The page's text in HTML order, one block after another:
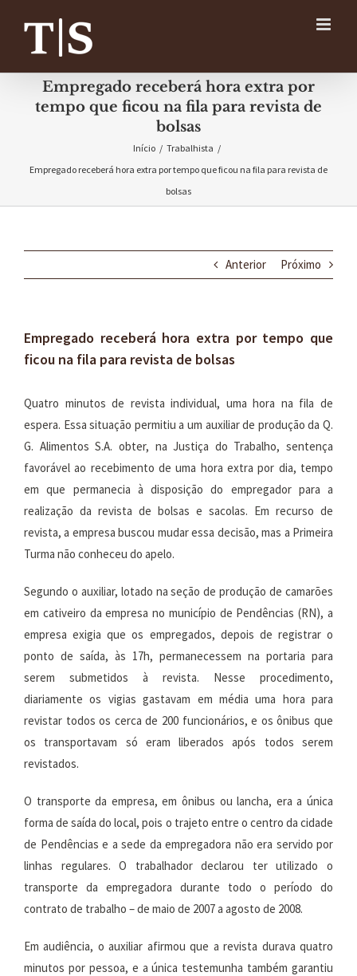
conteúdo
Empregado receberá hora extra por
tempo que ficou na fila para revista de
bolsas
Início / Trabalhista /
Empregado receberá hora extra por tempo que ficou na fila para revista de
bolsas
Anterior Próximo
Empregado receberá hora extra por tempo que
ficou na fila para revista de bolsas
Quatro minutos de revista individual, uma hora na fila de
espera. Essa situação permitiu a um auxiliar de produção da Q.
G. Alimentos S.A. obter, na Justiça do Trabalho, sentença
favorável ao recebimento de uma hora extra por dia, tempo
em que permanecia à disposição do empregador para a
realização da revista de bolsas e sacolas. Em recurso de
revista, a empresa buscou mudar essa decisão, mas a Primeira
Turma não conheceu do apelo.
Segundo o auxiliar, lotado na seção de produção de camarões
em cativeiro da empresa no município de Pendências (RN), a
empresa exigia que os empregados, depois de registrar o
ponto de saída, às 17h, permanecessem na portaria para
serem submetidos à revista. Nesse procedimento,
diariamente os vigias gastavam em média uma hora para
revistar todos os cerca de 200 funcionários, e os ônibus que
os transportavam só eram liberados após todos serem
revistados.
O transporte da empresa, em ônibus ou lancha, era a única
forma de saída do local, pois o trajeto entre o centro da cidade
de Pendências e a sede da empregadora não era servido por
linhas regulares. O trabalhador declarou ter utilizado o
transporte da empregadora durante todo o período do
contrato de trabalho – de maio de 2007 a agosto de 2008.
Em audiência, o auxiliar afirmou que a revista durava quatro
minutos por pessoa, e a única testemunha também garantiu